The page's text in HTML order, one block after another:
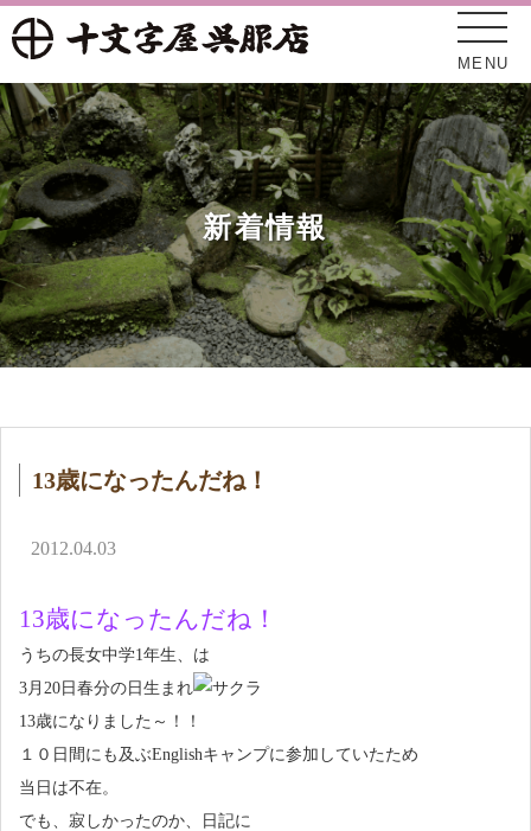
MENU
新着情報
十文字屋について
オンラインショップ
アクセス
お問い合わせ
新着情報
13歳になったんだね！
2012.04.03
13歳になったんだね！
うちの長女中学1年生、は
3月20日春分の日生まれ
13歳になりました～！！
１０日間にも及ぶEnglishキャンプに参加していたため
当日は不在。
でも、寂しかったのか、日記に